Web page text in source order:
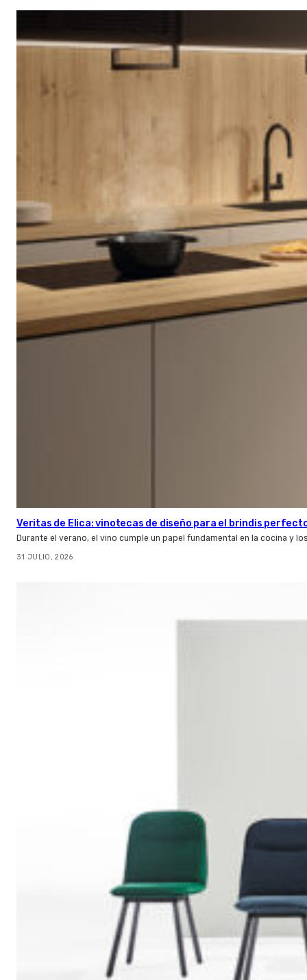
Veritas de Elica: vinotecas de diseño para el brindis
Durante el verano, el vino cumple un papel fundamental en la cocina y
31 JULIO, 2026